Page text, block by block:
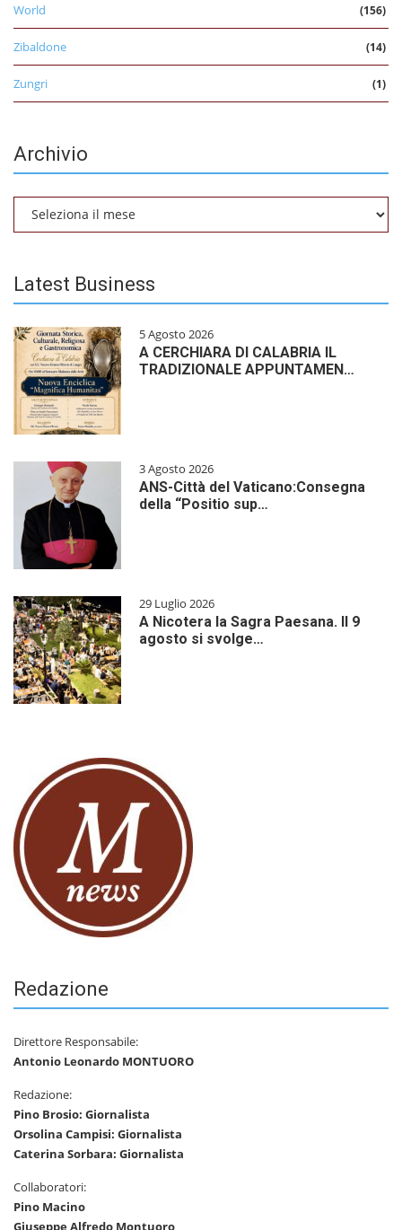
World (156)
Zibaldone (14)
Zungri (1)
Archivio
Archivio
Latest Business
5 Agosto 2026
A CERCHIARA DI CALABRIA IL
TRADIZIONALE APPUNTAMEN…
3 Agosto 2026
ANS-Città del Vaticano:Consegna
della “Positio sup…
29 Luglio 2026
A Nicotera la Sagra Paesana. Il 9
agosto si svolge…
Redazione
Direttore Responsabile:
Antonio Leonardo MONTUORO
Redazione:
Pino Brosio: Giornalista
Orsolina Campisi: Giornalista
Caterina Sorbara: Giornalista
Collaboratori:
Pino Macino
Giuseppe Alfredo Montuoro